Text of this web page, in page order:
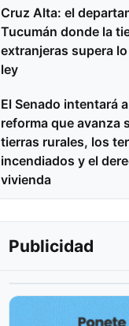
Cruz Alta: el
Tucumán donde la
extranjeras supera
ley
El Senado intentará
reforma que avanza
tierras rurales, los
incendiados y el
vivienda
Publicidad